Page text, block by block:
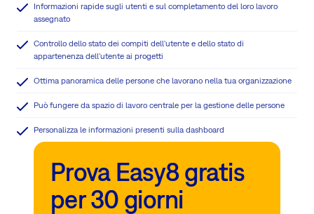
Informazioni rapide sugli utenti e sul completamento del loro lavoro
assegnato
Controllo dello stato dei compiti dell'utente e dello stato di
appartenenza dell'utente ai progetti
Ottima panoramica delle persone che lavorano nella tua organizzazione
Può fungere da spazio di lavoro centrale per la gestione delle persone
Personalizza le informazioni presenti sulla dashboard
Prova Easy8 gratis
per 30 giorni